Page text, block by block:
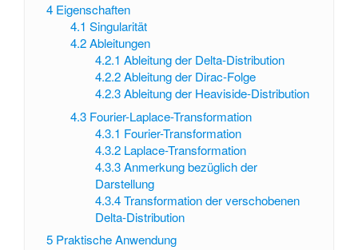
4 Eigenschaften
4.1 Singularität
4.2 Ableitungen
4.2.1 Ableitung der Delta-Distribution
4.2.2 Ableitung der Dirac-Folge
4.2.3 Ableitung der Heaviside-Distribution
4.3 Fourier-Laplace-Transformation
4.3.1 Fourier-Transformation
4.3.2 Laplace-Transformation
4.3.3 Anmerkung bezüglich der
Darstellung
4.3.4 Transformation der verschobenen
Delta-Distribution
5 Praktische Anwendung